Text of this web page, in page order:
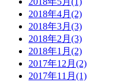
2018年4月(2)
2018年3月(3)
2018年2月(3)
2018年1月(2)
2017年12月(2)
2017年11月(1)